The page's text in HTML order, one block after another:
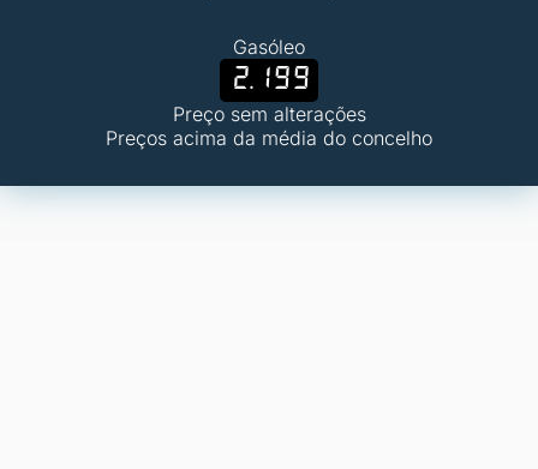
Gasóleo
2.199
Preço sem alterações
Preços acima da média do concelho